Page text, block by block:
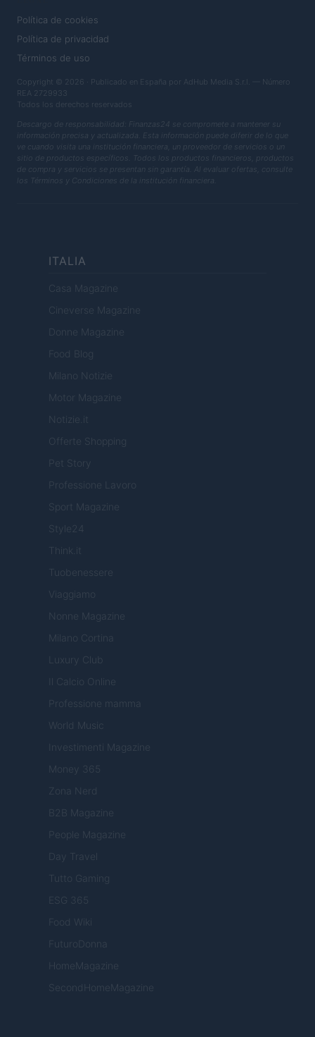
Política de cookies
Política de privacidad
Términos de uso
Copyright © 2026 · Publicado en España por AdHub Media S.r.l. — Número
REA 2729933
Todos los derechos reservados
Descargo de responsabilidad: Finanzas24 se compromete a mantener su
información precisa y actualizada. Esta información puede diferir de lo que
ve cuando visita una institución financiera, un proveedor de servicios o un
sitio de productos específicos. Todos los productos financieros, productos
de compra y servicios se presentan sin garantía. Al evaluar ofertas, consulte
los Términos y Condiciones de la institución financiera.
ITALIA
Casa Magazine
Cineverse Magazine
Donne Magazine
Food Blog
Milano Notizie
Motor Magazine
Notizie.it
Offerte Shopping
Pet Story
Professione Lavoro
Sport Magazine
Style24
Think.it
Tuobenessere
Viaggiamo
Nonne Magazine
Milano Cortina
Luxury Club
Il Calcio Online
Professione mamma
World Music
Investimenti Magazine
Money 365
Zona Nerd
B2B Magazine
People Magazine
Day Travel
Tutto Gaming
ESG 365
Food Wiki
FuturoDonna
HomeMagazine
SecondHomeMagazine